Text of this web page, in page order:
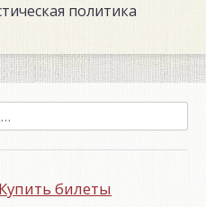
политика
Купить билеты